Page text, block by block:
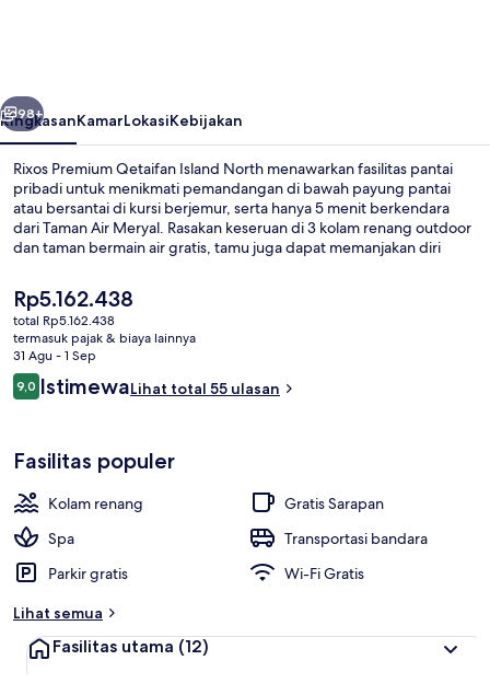
Berikutnya
98+
RingkasanKamarLokasiKebijakan
Rixos Premium Qetaifan Island North menawarkan fasilitas pantai
pribadi untuk menikmati pemandangan di bawah payung pantai
atau bersantai di kursi berjemur, serta hanya 5 menit berkendara
dari Taman Air Meryal. Rasakan keseruan di 3 kolam renang outdoor
dan taman bermain air gratis, tamu juga dapat memanjakan diri
aromaterapi, dan hidroterapi. Anda bisa menikmati makan malam di
3 restoran, dan bar/lounge adalah tempat yang sempurna untuk
menikmati minuman dingin.Fasilitas lain di hotel mewah ini meliputi
klub anak gratis, bar tepi kolam renang, dan klub kesehatan.
Harga
saat
ini
Rp5.162.438
Rp5.162.438
total Rp5.162.438
termasuk pajak & biaya lainnya
31 Agu - 1 Sep
Ulasan
9,09,0 dari 10
IstimewaLihat total 55 ulasan
Fasilitas populer
Kolam renang
Gratis Sarapan
Spa
Transportasi bandara
Parkir gratis
Wi-Fi Gratis
Lihat semua
Fasilitas utama (12)